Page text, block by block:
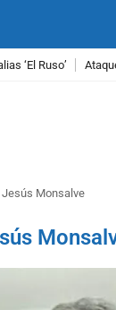
‘El Ruso’
Jesús Monsalve